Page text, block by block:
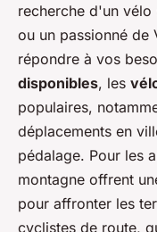
recherche d'un
ou un passionné de
répondre à vos
disponibles, les
populaires,
déplacements en
pédalage. Pour les
montagne offrent
pour affronter les
cyclistes de route,